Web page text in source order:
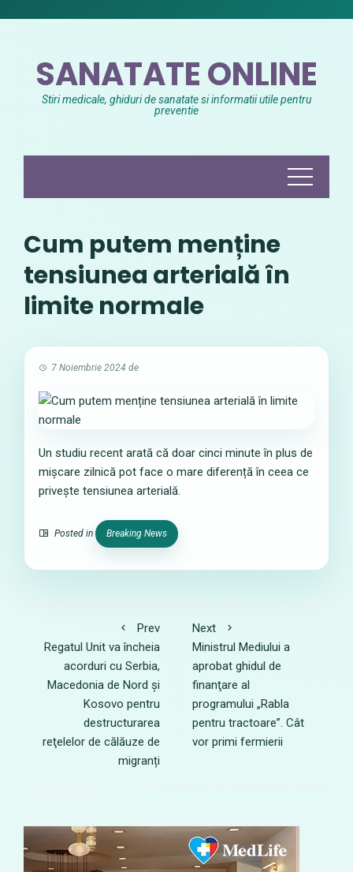
SANATATE ONLINE
Stiri medicale, ghiduri de sanatate si informatii utile pentru
preventie
Cum putem menține
tensiunea arterială în
limite normale
7 Noiembrie 2024 de
Un studiu recent arată că doar cinci minute în plus de
mișcare zilnică pot face o mare diferență în ceea ce
privește tensiunea arterială.
Posted in Breaking News
Prev
Regatul Unit va încheia
acorduri cu Serbia,
Macedonia de Nord și
Kosovo pentru
destructurarea
reţelelor de călăuze de
migranți
Next
Ministrul Mediului a
aprobat ghidul de
finanţare al
programului „Rabla
pentru tractoare”. Cât
vor primi fermierii